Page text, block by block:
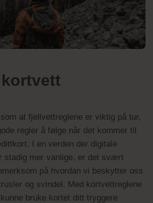
at fjellvettreglene er viktig på tur,
regler å følge når det kommer til
I en verden der digitale
stadig mer vanlige, er det svært
på hvordan vi beskytter oss
og svindel. Med kortvettreglene
bruke kortet ditt tryggere